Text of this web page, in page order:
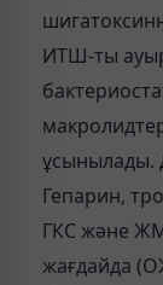
ИТШ-ты
ұсынылады.
Гепарин,
ГКС және
жағдайда